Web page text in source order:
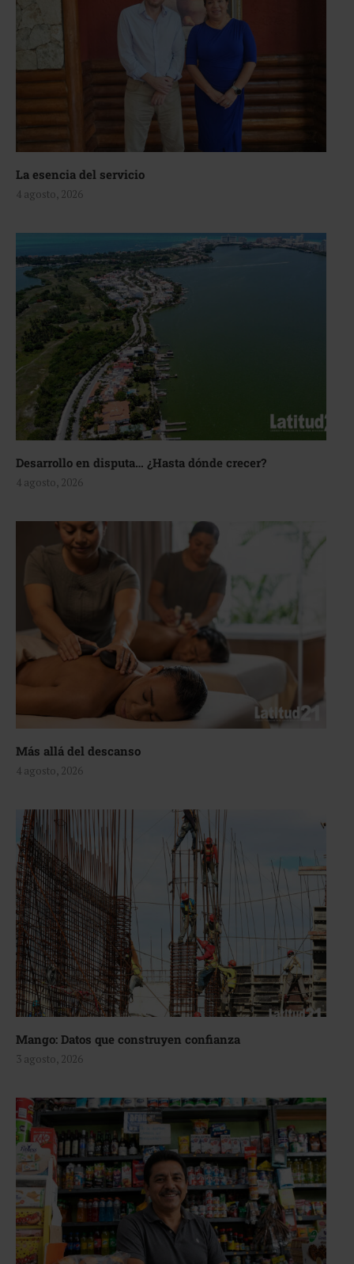
La esencia del servicio
4 agosto, 2026
Desarrollo en disputa… ¿Hasta dónde crecer?
4 agosto, 2026
Más allá del descanso
4 agosto, 2026
Mango: Datos que construyen confianza
3 agosto, 2026